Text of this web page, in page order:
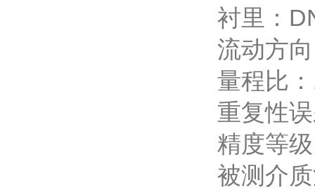
衬里：
流动方
量程比
重复性
精度等
被测介